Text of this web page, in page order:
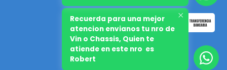
Recuerda para una mejor
atencion envianos tu nro de
Vin o Chassis, Quien te
atiende en este nro es
Robert